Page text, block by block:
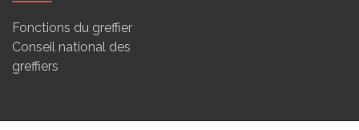
Fonctions du greffier
Conseil national des
greffiers